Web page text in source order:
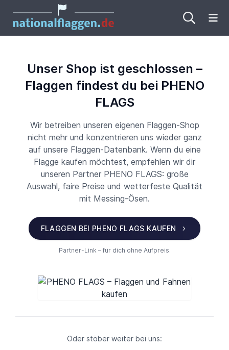
Unser Shop ist geschlossen –
Flaggen findest du bei PHENO
FLAGS
Wir betreiben unseren eigenen Flaggen-Shop
nicht mehr und konzentrieren uns wieder ganz
auf unsere Flaggen-Datenbank. Wenn du eine
Flagge kaufen möchtest, empfehlen wir dir
unseren Partner PHENO FLAGS: große
Auswahl, faire Preise und wetterfeste Qualität
mit Messing-Ösen.
FLAGGEN BEI PHENO FLAGS KAUFEN
Partner-Link – für dich ohne Aufpreis.
Oder stöber weiter bei uns: